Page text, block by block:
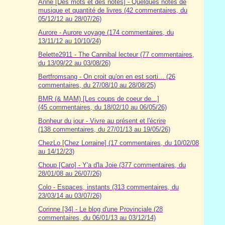
Anne [Des mots et des notes] - Quelques notes de
musique et quantité de livres (42 commentaires, du
05/12/12 au 28/07/26)
Aurore - Aurore voyage (174 commentaires, du
13/11/12 au 10/10/24)
Belette2911 - The Cannibal lecteur (77 commentaires,
du 13/09/22 au 03/08/26)
Bertfromsang - On croit qu'on en est sorti... (26
commentaires, du 27/08/10 au 28/08/25)
BMR (& MAM) [Les coups de coeur de...]
(45 commentaires, du 18/02/10 au 06/05/26)
Bonheur du jour - Vivre au présent et l'écrire
(138 commentaires, du 27/01/13 au 19/05/26)
ChezLo [Chez Lorraine] (17 commentaires, du 10/02/08
au 14/12/23)
Choup [Caro] - Y'a d'la Joie (377 commentaires, du
28/01/08 au 26/07/26)
Colo - Espaces, instants (313 commentaires, du
23/03/14 au 03/07/26)
Corinne [34] - Le blog d'une Provinciale (28
commentaires, du 06/01/13 au 03/12/14)